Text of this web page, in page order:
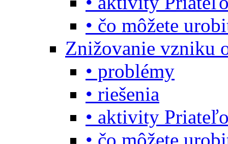
• čo môžete
Znižovanie vzniku
• problémy
• riešenia
• aktivity
• čo môžete